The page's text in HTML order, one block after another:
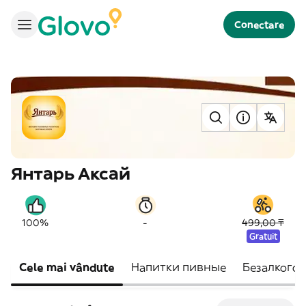
Conectare
Янтарь Аксай
100% - 499,00 ₸
Gratuit
Cele mai vândute Напитки пивные